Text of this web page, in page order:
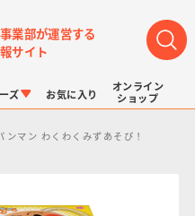
業部が運営する
サイト
ズ お気に入り
オンライン
ショップ
ンマン わくわくみずあそび！